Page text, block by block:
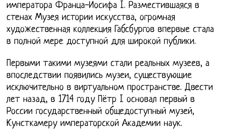
императора Франца-Иосифа I. Разместившаяся в
стенах Музея истории искусства, огромная
художественная коллекция Габсбургов впервые стала
в полной мере доступной для широкой публики.
Первыми такими музеями стали реальных музеев, а
впоследствии появились музеи, существующие
исключительно в виртуальном пространстве. Двести
лет назад, в 1714 году Пётр I основал первый в
России государственный общедоступный музей,
Кунсткамеру императорской Академии наук.